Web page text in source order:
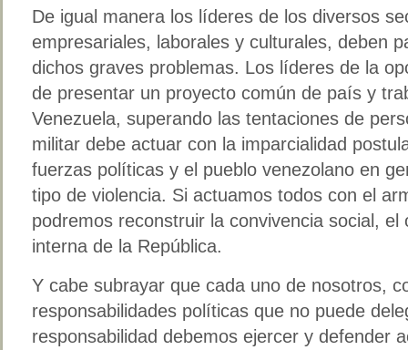
De igual manera los líderes de los diversos
empresariales, laborales y culturales, deben
dichos graves problemas. Los líderes de la
de presentar un proyecto común de país y
Venezuela, superando las tentaciones de
militar debe actuar con la imparcialidad
fuerzas políticas y el pueblo venezolano en
tipo de violencia. Si actuamos todos con el
podremos reconstruir la convivencia social,
interna de la República.
Y cabe subrayar que cada uno de nosotros,
responsabilidades políticas que no puede
responsabilidad debemos ejercer y defender